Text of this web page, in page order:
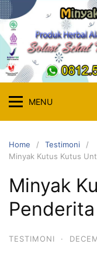
Skip
to
content
MENU
Home
Testimoni
Minyak Kutus Kutus
Minyak
TESTIMONI ·